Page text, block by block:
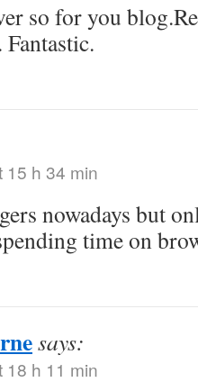
so for you
15 h 34 min
nowadays but
time on
says:
18 h 11 min